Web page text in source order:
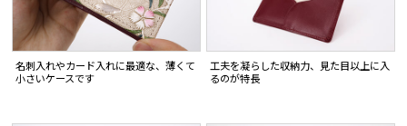
名刺入れやカード入れに最適な、薄くて
小さいケースです
工夫を凝らした収納力、見た目以上に入
るのが特長